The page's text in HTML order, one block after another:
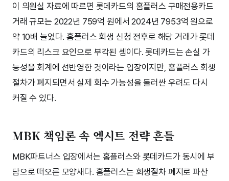
이 의원실 자료에 따르면 롯데카드의 홈플러스 구매전용카드
거래 규모는 2022년 759억 원에서 2024년 7953억 원으로
약 10배 늘었다. 홈플러스 회생 신청 전후로 해당 거래가 롯데
카드의 리스크 요인으로 부각된 셈이다. 롯데카드는 손실 가
능성을 회계에 선반영한 것이라는 입장이지만, 홈플러스 회생
절차가 폐지되면서 실제 회수 가능성을 둘러싼 우려도 다시
커질 수 있다.
MBK 책임론 속 엑시트 전략 흔들
MBK파트너스 입장에서는 홈플러스와 롯데카드가 동시에 부
담으로 떠오른 모양새다. 홈플러스는 회생절차 폐지로 파산